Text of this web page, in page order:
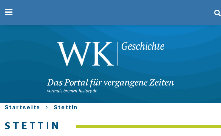
Startseite Stettin
STETTIN